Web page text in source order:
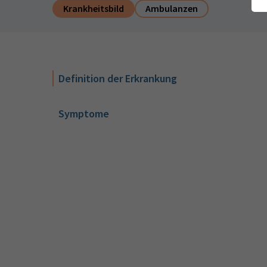
Krankheitsbild Ambulanzen
Definition der Erkrankung
Symptome